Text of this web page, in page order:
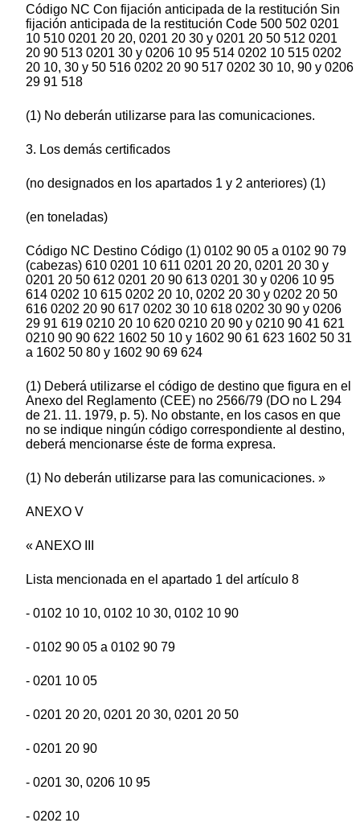
Código NC Con fijación anticipada de la restitución Sin
fijación anticipada de la restitución Code 500 502 0201
10 510 0201 20 20, 0201 20 30 y 0201 20 50 512 0201
20 90 513 0201 30 y 0206 10 95 514 0202 10 515 0202
20 10, 30 y 50 516 0202 20 90 517 0202 30 10, 90 y 0206
29 91 518
(1) No deberán utilizarse para las comunicaciones.
3. Los demás certificados
(no designados en los apartados 1 y 2 anteriores) (1)
(en toneladas)
Código NC Destino Código (1) 0102 90 05 a 0102 90 79
(cabezas) 610 0201 10 611 0201 20 20, 0201 20 30 y
0201 20 50 612 0201 20 90 613 0201 30 y 0206 10 95
614 0202 10 615 0202 20 10, 0202 20 30 y 0202 20 50
616 0202 20 90 617 0202 30 10 618 0202 30 90 y 0206
29 91 619 0210 20 10 620 0210 20 90 y 0210 90 41 621
0210 90 90 622 1602 50 10 y 1602 90 61 623 1602 50 31
a 1602 50 80 y 1602 90 69 624
(1) Deberá utilizarse el código de destino que figura en el
Anexo del Reglamento (CEE) no 2566/79 (DO no L 294
de 21. 11. 1979, p. 5). No obstante, en los casos en que
no se indique ningún código correspondiente al destino,
deberá mencionarse éste de forma expresa.
(1) No deberán utilizarse para las comunicaciones. »
ANEXO V
« ANEXO III
Lista mencionada en el apartado 1 del artículo 8
- 0102 10 10, 0102 10 30, 0102 10 90
- 0102 90 05 a 0102 90 79
- 0201 10 05
- 0201 20 20, 0201 20 30, 0201 20 50
- 0201 20 90
- 0201 30, 0206 10 95
- 0202 10